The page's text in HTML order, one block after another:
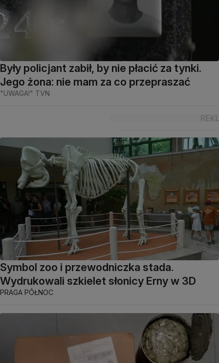
Były policjant zabił, by nie płacić za tynki.
Jego żona: nie mam za co przepraszać
"UWAGA!" TVN
Symbol zoo i przewodniczka stada.
Wydrukowali szkielet słonicy Erny w 3D
PRAGA PÓŁNOC